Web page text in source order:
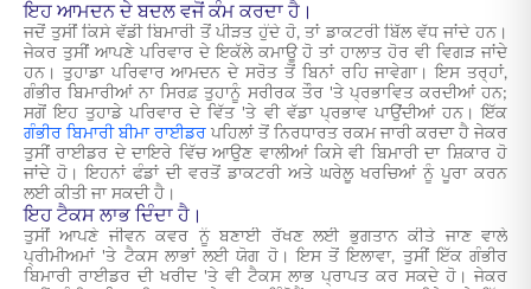
ਇਹ ਆਮਦਨ ਦੇ ਬਦਲ ਵਜੋਂ ਕੰਮ ਕਰਦਾ ਹੈ।
ਜਦੋਂ ਤੁਸੀਂ ਕਿਸੇ ਵੱਡੀ ਬਿਮਾਰੀ ਤੋਂ ਪੀੜਤ ਹੁੰਦੇ ਹੋ, ਤਾਂ ਡਾਕਟਰੀ ਬਿੱਲ ਵੱਧ ਜਾਂਦੇ ਹਨ।
ਜੇਕਰ ਤੁਸੀਂ ਆਪਣੇ ਪਰਿਵਾਰ ਦੇ ਇਕੱਲੇ ਕਮਾਊ ਹੋ ਤਾਂ ਹਾਲਾਤ ਹੋਰ ਵੀ ਵਿਗੜ ਜਾਂਦੇ
ਹਨ। ਤੁਹਾਡਾ ਪਰਿਵਾਰ ਆਮਦਨ ਦੇ ਸਰੋਤ ਤੋਂ ਬਿਨਾਂ ਰਹਿ ਜਾਵੇਗਾ। ਇਸ ਤਰ੍ਹਾਂ,
ਗੰਭੀਰ ਬਿਮਾਰੀਆਂ ਨਾ ਸਿਰਫ਼ ਤੁਹਾਨੂੰ ਸਰੀਰਕ ਤੌਰ 'ਤੇ ਪ੍ਰਭਾਵਿਤ ਕਰਦੀਆਂ ਹਨ;
ਸਗੋਂ ਇਹ ਤੁਹਾਡੇ ਪਰਿਵਾਰ ਦੇ ਵਿੱਤ 'ਤੇ ਵੀ ਵੱਡਾ ਪ੍ਰਭਾਵ ਪਾਉਂਦੀਆਂ ਹਨ। ਇੱਕ
ਗੰਭੀਰ ਬਿਮਾਰੀ ਬੀਮਾ ਰਾਈਡਰ ਪਹਿਲਾਂ ਤੋਂ ਨਿਰਧਾਰਤ ਰਕਮ ਜਾਰੀ ਕਰਦਾ ਹੈ ਜੇਕਰ
ਤੁਸੀਂ ਰਾਈਡਰ ਦੇ ਦਾਇਰੇ ਵਿੱਚ ਆਉਣ ਵਾਲੀਆਂ ਕਿਸੇ ਵੀ ਬਿਮਾਰੀ ਦਾ ਸ਼ਿਕਾਰ ਹੋ
ਜਾਂਦੇ ਹੋ। ਇਹਨਾਂ ਫੰਡਾਂ ਦੀ ਵਰਤੋਂ ਡਾਕਟਰੀ ਅਤੇ ਘਰੇਲੂ ਖਰਚਿਆਂ ਨੂੰ ਪੂਰਾ ਕਰਨ
ਲਈ ਕੀਤੀ ਜਾ ਸਕਦੀ ਹੈ।
ਇਹ ਟੈਕਸ ਲਾਭ ਦਿੰਦਾ ਹੈ।
ਤੁਸੀਂ ਆਪਣੇ ਜੀਵਨ ਕਵਰ ਨੂੰ ਬਣਾਈ ਰੱਖਣ ਲਈ ਭੁਗਤਾਨ ਕੀਤੇ ਜਾਣ ਵਾਲੇ
ਪ੍ਰੀਮੀਅਮਾਂ 'ਤੇ ਟੈਕਸ ਲਾਭਾਂ ਲਈ ਯੋਗ ਹੋ। ਇਸ ਤੋਂ ਇਲਾਵਾ, ਤੁਸੀਂ ਇੱਕ ਗੰਭੀਰ
ਬਿਮਾਰੀ ਰਾਈਡਰ ਦੀ ਖਰੀਦ 'ਤੇ ਵੀ ਟੈਕਸ ਲਾਭ ਪ੍ਰਾਪਤ ਕਰ ਸਕਦੇ ਹੋ। ਜੇਕਰ